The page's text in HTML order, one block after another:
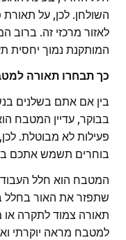
השולחן. לכן, על
לאזור מרכזי זה. ברוב
המותקנת נמוך יחסית
כך תבחרו תאורה
בין אם אתם בשלנים
בבוקר, עדיין המטבח
פעילות לא מבוטלת.
בוחרים תשמש אתכם
המטבח הוא חלל
שתפזר את האור בחלל
תאורה צמוד לתקרה או
למטבח מראה יוקרתי